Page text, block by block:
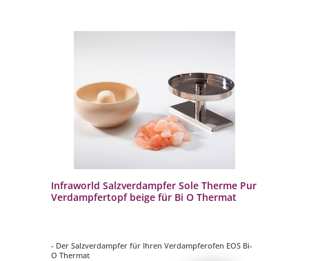
Infraworld Salzverdampfer Sole Therme Pur
Verdampfertopf beige für Bi O Thermat
- Der Salzverdampfer für Ihren Verdampferofen EOS Bi-
O Thermat